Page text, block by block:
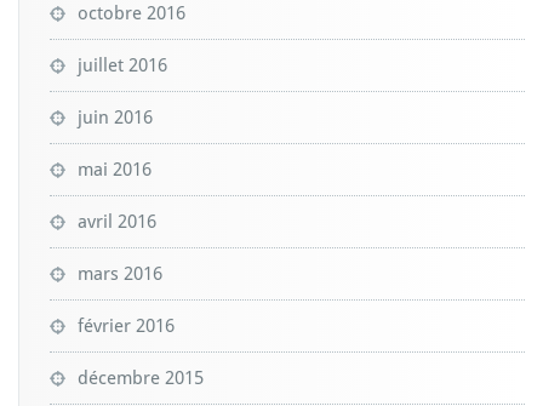
octobre 2016
juillet 2016
juin 2016
mai 2016
avril 2016
mars 2016
février 2016
décembre 2015